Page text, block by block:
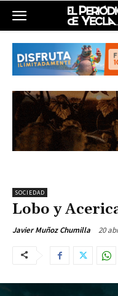
SOCIEDAD
Lobo y
Javier Muñoz Chumilla 20